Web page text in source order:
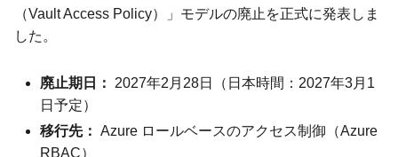
（Vault Access Policy）」モデルの廃止を正式に発表しま
した。
廃止期日：
2027年2月28日（日本時間：2027年3月1
日予定）
移行先： Azure ロールベースのアクセス制御（Azure
RBAC）